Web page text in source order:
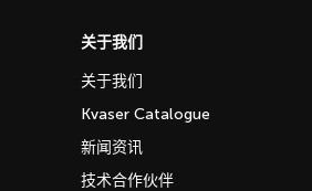
关于我们
关于我们
Kvaser Catalogue
新闻资讯
技术合作伙伴